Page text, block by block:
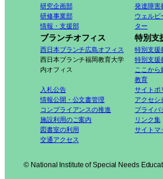
研究企画部
研修事業部
情報・支援部
発達障害
ウェルビ
ター
ブランチオフィス
西日本ブランチ広島オフィス
西日本ブランチ福岡教育大学
内オフィス
特別支
特別支援
特別支援
ここから
教育
入札公告
情報公開・公文書管理
コンプライアンスの推進
施設利用のご案内
図書室の利用
交通アクセス
サイトポ
アクセシ
プライバ
リンク集
サイトマ
© National Institute of Special Needs